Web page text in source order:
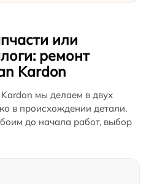
или
ремонт
Kardon
мы делаем в двух
в происхождении детали.
до начала работ, выбор